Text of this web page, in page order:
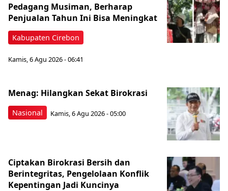
Kabupaten Cirebon
Pedagang Musiman, Berharap
Penjualan Tahun Ini Bisa Meningkat
Kamis, 6 Agu 2026 - 06:41
Nasional
Menag: Hilangkan Sekat Birokrasi
Kamis, 6 Agu 2026 - 05:00
Ciptakan Birokrasi Bersih dan
Berintegritas, Pengelolaan Konflik
Kepentingan Jadi Kuncinya